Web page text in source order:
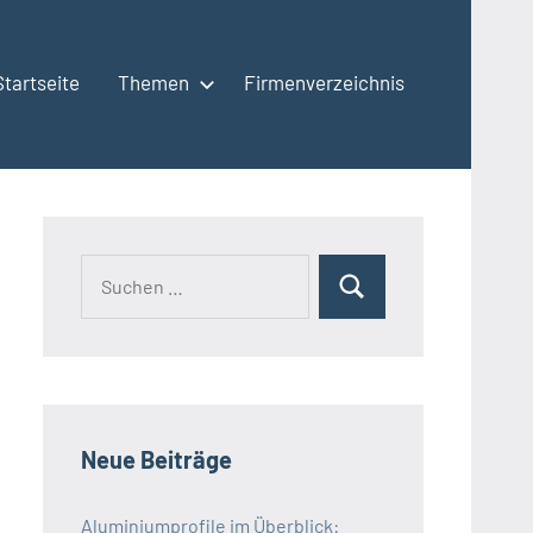
Themen Firmenverzeichnis
Neue Beiträge
Aluminiumprofile im Überblick: